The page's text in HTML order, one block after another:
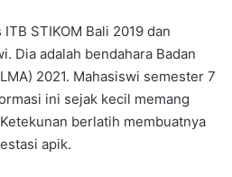
STIKOM Bali 2019 dan
Dia adalah bendahara Badan
2021. Mahasiswi semester 7
ini sejak kecil memang
berlatih membuatnya
apik.